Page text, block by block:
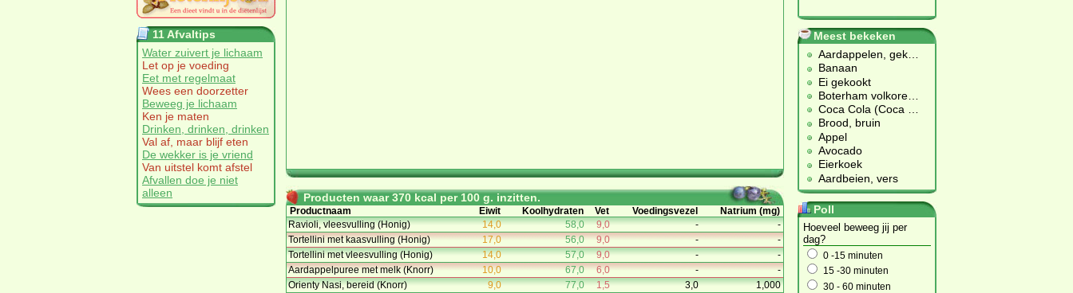
11 Afvaltips
Water zuivert je lichaam
Let op je voeding
Eet met regelmaat
Wees een doorzetter
Beweeg je lichaam
Ken je maten
Drinken, drinken, drinken
Val af, maar blijf eten
De wekker is je vriend
Van uitstel komt afstel
Afvallen doe je niet
alleen
Producten waar 370 kcal per 100 g. inzitten.
Productnaam Eiwit Koolhydraten Vet Voedingsvezel
Natrium (mg)
Ravioli, vleesvulling (Honig)
14,0 58,0 9,0 -
-
Tortellini met kaasvulling (Honig)
17,0 56,0 9,0 -
-
Tortellini met vleesvulling (Honig)
14,0 57,0 9,0 -
-
Aardappelpuree met melk (Knorr)
10,0 67,0 6,0 -
-
Orienty Nasi, bereid (Knorr)
9,0 77,0 1,5 3,0
1,000
Meest bekeken
Aardappelen, gek
Banaan
Ei gekookt
Boterham volkore
Coca Cola (Coca
Brood, bruin
Appel
Avocado
Eierkoek
Aardbeien, vers
Poll
Hoeveel beweeg jij per
dag?
0 -15 minuten
15 -30 minuten
30 - 60 minuten